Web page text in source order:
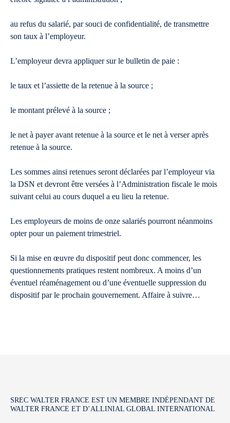
au refus du salarié, par souci de confidentialité, de transmettre
son taux à l’employeur.
L’employeur devra appliquer sur le bulletin de paie :
le taux et l’assiette de la retenue à la source ;
le montant prélevé à la source ;
le net à payer avant retenue à la source et le net à verser après
retenue à la source.
Les sommes ainsi retenues seront déclarées par l’employeur via
la DSN et devront être versées à l’Administration fiscale le mois
suivant celui au cours duquel a eu lieu la retenue.
Les employeurs de moins de onze salariés pourront néanmoins
opter pour un paiement trimestriel.
Si la mise en œuvre du dispositif peut donc commencer, les
questionnements pratiques restent nombreux. A moins d’un
éventuel réaménagement ou d’une éventuelle suppression du
dispositif par le prochain gouvernement. Affaire à suivre…
SREC WALTER FRANCE EST UN MEMBRE INDÉPENDANT DE
WALTER FRANCE ET D’ALLINIAL GLOBAL INTERNATIONAL